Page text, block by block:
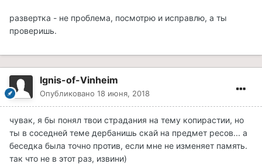
развертка - не проблема, посмотрю и исправлю, а ты
проверишь.
Ignis-of-Vinheim
Опубликовано 18 июня, 2018
чувак, я бы понял твои страдания на тему копирастии, но
ты в соседней теме дербанишь скай на предмет ресов... а
беседка была точно против, если мне не изменяет память.
так что не в этот раз, извини)